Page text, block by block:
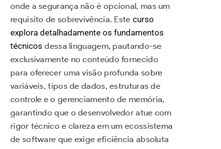
onde a segurança não é opcional, mas um
requisito de sobrevivência. Este curso
explora detalhadamente os fundamentos
técnicos dessa linguagem, pautando-se
exclusivamente no conteúdo fornecido
para oferecer uma visão profunda sobre
variáveis, tipos de dados, estruturas de
controle e o gerenciamento de memória,
garantindo que o desenvolvedor atue com
rigor técnico e clareza em um ecossistema
de software que exige eficiência absoluta